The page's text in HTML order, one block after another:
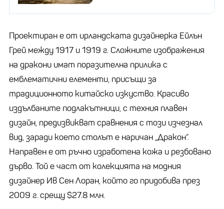
Проектиран е от ирландската дизайнерка Ейлън
Грей между 1917 и 1919 г. Сложните изображения
на дракони имат поразителна прилика с
емблематични елементи, присъщи за
традиционното китайско изкуство. Красиво
издълбаните подлакътници, с техния плавен
дизайн, предизвикват сравнения с този изчезнал
вид, заради което столът е наричан „Дракон“.
Направен е от ръчно изработена кожа и резбовано
дърво. Той е част от колекцията на модния
дизайнер Ив Сен Лоран, който го придобива през
2009 г. срещу $27.8 млн.